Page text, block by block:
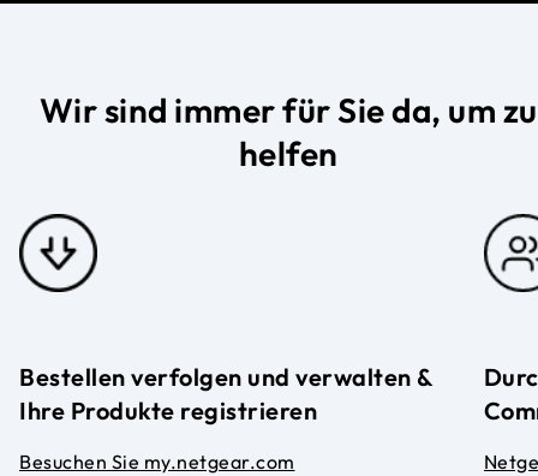
Wir sind immer für Sie da, um zu
helfen
Bestellen verfolgen und verwalten &
Ihre Produkte registrieren
Besuchen Sie my.netgear.com